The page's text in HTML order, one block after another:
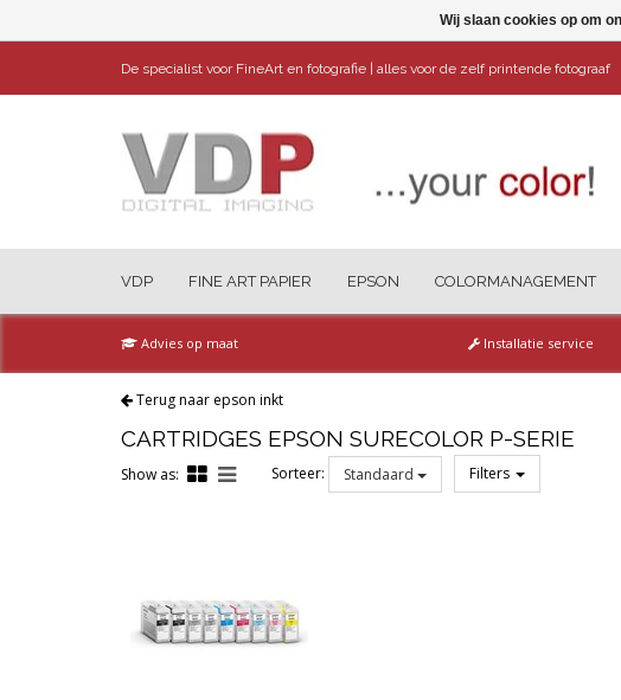
De specialist voor FineArt en fotografie | alles voor de zelf printende fotograaf
VDP FINE ART PAPIER EPSON COLORMANAGEMENT
Advies op maat Installatie service
Terug naar epson inkt
CARTRIDGES EPSON SURECOLOR P-SERIE
Show as: Sorteer: Standaard Filters
Wij slaan cookies op om